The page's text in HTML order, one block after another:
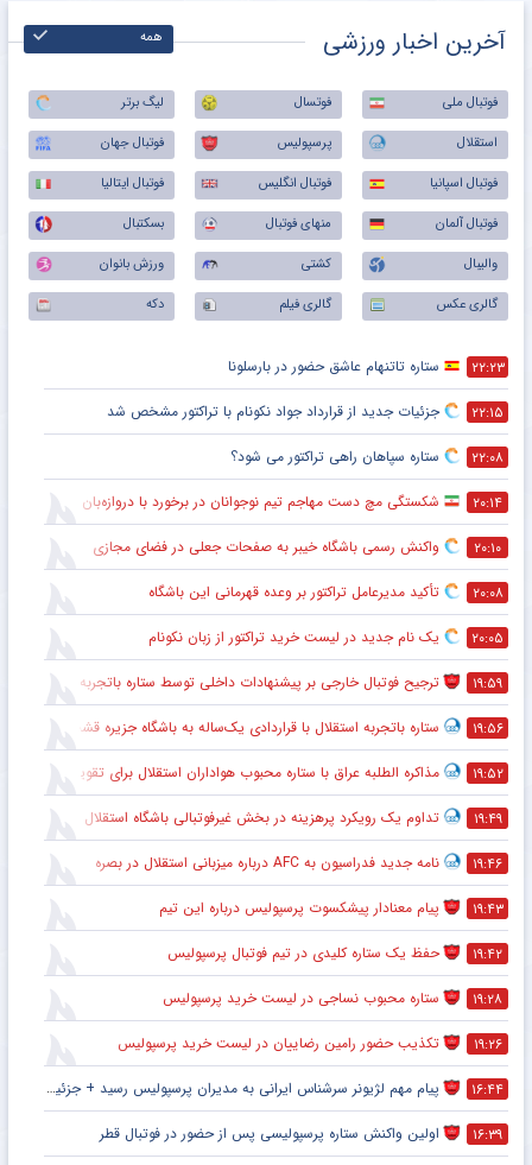
آخرین اخبار ورزشی همه
فوتبال ملی فوتسال
لیگ برتر
استقلال
پرسپولیس
فوتبال جهان
فوتبال اسپانیا
فوتبال انگلیس
فوتبال ایتالیا
فوتبال آلمان
منهای فوتبال
بسکتبال
والیبال
کشتی
ورزش بانوان
گالری عکس
گالری فیلم دکه
۲۲:۲۳ ستاره تاتنهام عاشق حضور در بارسلونا
۲۲:۱۵ جزئیات جدید از قرارداد جواد نکونام با تراکتور مشخص شد
۲۲:۰۸ ستاره سپاهان راهی تراکتور می شود؟
۲۰:۱۴ شکستگی مچ دست مهاجم تیم نوجوانان در برخورد با دروازه‌بان
۲۰:۱۰ واکنش رسمی باشگاه خیبر به صفحات جعلی در فضای مجازی
۲۰:۰۸ تأکید مدیرعامل تراکتور بر وعده قهرمانی این باشگاه
۲۰:۰۵ یک نام جدید در لیست خرید تراکتور از زبان نکونام
۱۹:۵۹ ترجیح فوتبال خارجی بر پیشنهادات داخلی توسط ستاره باتجربه
۱۹:۵۶ ستاره باتجربه استقلال با قراردادی یک‌ساله به باشگاه جزیره قشم پیوست
۱۹:۵۲ مذاکره الطلبه عراق با ستاره محبوب هواداران استقلال برای تقویت خط دفاعی
۱۹:۴۹ تداوم یک رویکرد پرهزینه در بخش غیرفوتبالی باشگاه استقلال
۱۹:۴۶ نامه جدید فدراسیون به AFC درباره میزبانی استقلال در بصره
۱۹:۴۳ پیام معنادار پیشکسوت پرسپولیس درباره این تیم
۱۹:۴۲ حفظ یک ستاره کلیدی در تیم فوتبال پرسپولیس
۱۹:۲۸ ستاره محبوب نساجی در لیست خرید پرسپولیس
۱۹:۲۶ تکذیب حضور رامین رضاییان در لیست خرید پرسپولیس
۱۶:۴۴ پیام مهم لژیونر سرشناس ایرانی به مدیران پرسپولیس رسید + جزئیات
۱۶:۳۹ اولین واکنش ستاره پرسپولیسی پس از حضور در فوتبال قطر